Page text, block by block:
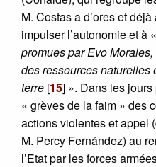
M. Costas a d’ores et
impulser l’autonomie et à «
promues par Evo
des ressources naturelles
terre [15] ». Dans les
« grèves de la faim » des
actions violentes et appel
M. Percy Fernández) au
l’Etat par les forces